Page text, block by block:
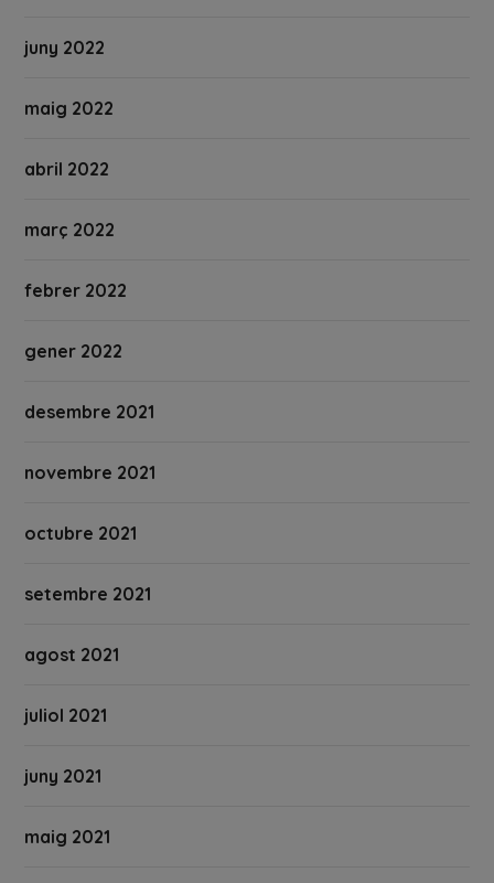
juny 2022
maig 2022
abril 2022
març 2022
febrer 2022
gener 2022
desembre 2021
novembre 2021
octubre 2021
setembre 2021
agost 2021
juliol 2021
juny 2021
maig 2021